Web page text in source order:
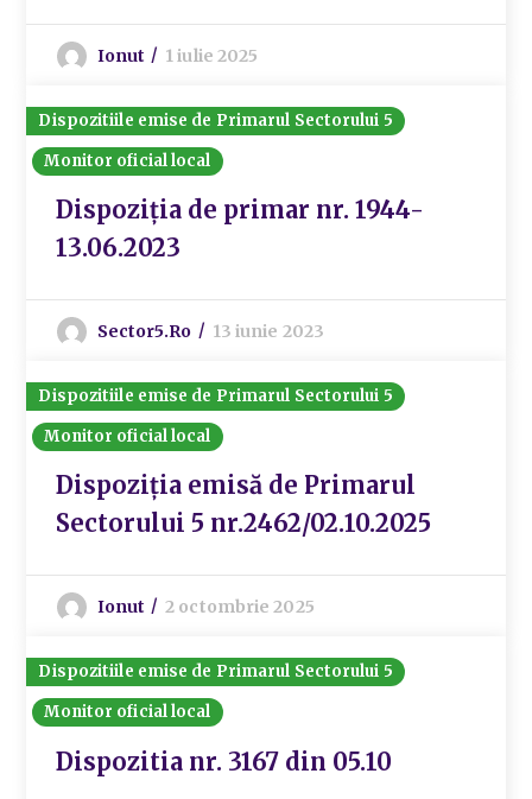
Ionut 1 iulie 2025
Dispozitiile emise de Primarul Sectorului 5
Monitor oficial local
Dispoziția de primar nr. 1944-
13.06.2023
Sector5.ro 13 iunie 2023
Dispozitiile emise de Primarul Sectorului 5
Monitor oficial local
Dispoziția emisă de Primarul
Sectorului 5 nr.2462/02.10.2025
Ionut 2 octombrie 2025
Dispozitiile emise de Primarul Sectorului 5
Monitor oficial local
Dispozitia nr. 3167 din 05.10